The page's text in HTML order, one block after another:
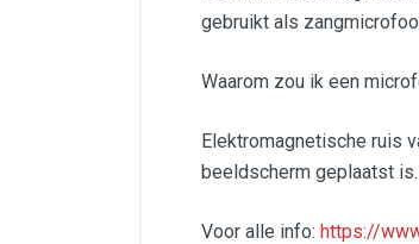
gebruikt als
Waarom zou ik een
Elektromagnetische ruis
beeldscherm geplaatst is.
Voor alle info: https://